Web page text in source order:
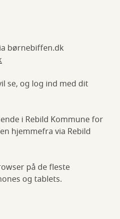
børnebiffen.dk
se, og log ind med dit
i Rebild Kommune for
hjemmefra via Rebild
på de fleste
og tablets.